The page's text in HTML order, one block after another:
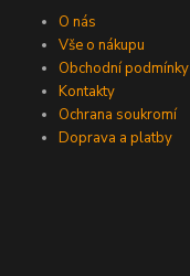
O nás
Vše o nákupu
Obchodní podmínky
Kontakty
Ochrana soukromí
Doprava a platby